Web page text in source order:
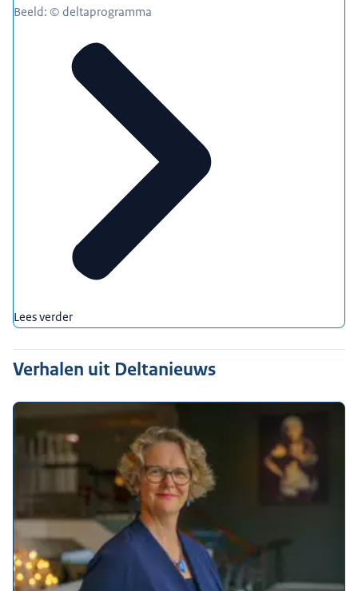
Beeld: © deltaprogramma
Lees verder
Verhalen uit Deltanieuws